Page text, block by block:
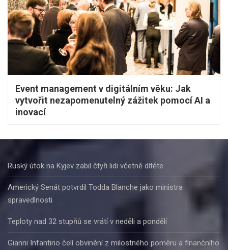
Event management v digitálním věku: Jak
vytvořit nezapomenutelný zážitek pomocí AI a
inovací
Ruský útok na Kyjev zabil čtyři lidi včetně dítěte
Americký Senát potvrdil Todda Blanche jako ministra
spravedlnosti
Teploty nad 32 stupňů se vrátí v neděli a pondělí
Gianni Infantino čelí obvinění z milostného poměru a finančního